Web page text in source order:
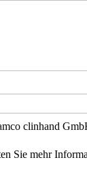
clinhand
Sie mehr